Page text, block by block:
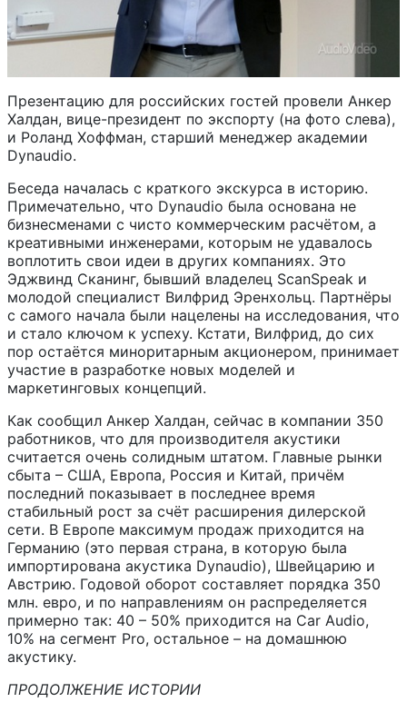
Презентацию для российских гостей провели Анкер
Халдан, вице-президент по экспорту (на фото слева),
и Роланд Хоффман, старший менеджер академии
Dynaudio.
Беседа началась с краткого экскурса в историю.
Примечательно, что Dynaudio была основана не
бизнесменами с чисто коммерческим расчётом, а
креативными инженерами, которым не удавалось
воплотить свои идеи в других компаниях. Это
Эджвинд Сканинг, бывший владелец ScanSpeak и
молодой специалист Вилфрид Эренхольц. Партнёры
с самого начала были нацелены на исследования, что
и стало ключом к успеху. Кстати, Вилфрид, до сих
пор остаётся миноритарным акционером, принимает
участие в разработке новых моделей и
маркетинговых концепций.
Как сообщил Анкер Халдан, сейчас в компании 350
работников, что для производителя акустики
считается очень солидным штатом. Главные рынки
сбыта – США, Европа, Россия и Китай, причём
последний показывает в последнее время
стабильный рост за счёт расширения дилерской
сети. В Европе максимум продаж приходится на
Германию (это первая страна, в которую была
импортирована акустика Dynaudio), Швейцарию и
Австрию. Годовой оборот составляет порядка 350
млн. евро, и по направлениям он распределяется
примерно так: 40 – 50% приходится на Car Audio,
10% на сегмент Pro, остальное – на домашнюю
акустику.
ПРОДОЛЖЕНИЕ ИСТОРИИ